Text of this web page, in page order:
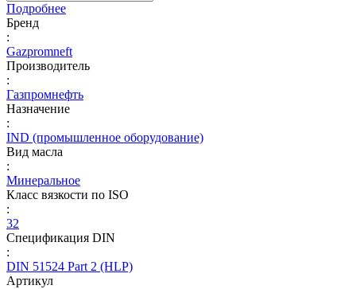
Подробнее
Бренд
:
Gazpromneft
Производитель
:
Газпромнефть
Назначение
:
IND (промышленное оборудование)
Вид масла
:
Минеральное
Класс вязкости по ISO
:
32
Спецификация DIN
:
DIN 51524 Part 2 (HLP)
Артикул